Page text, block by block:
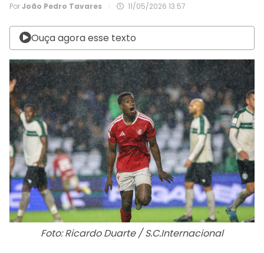
PorJoão Pedro Tavares 11/05/2026 13:57
Ouça agora esse texto
Foto: Ricardo Duarte / S.C.Internacional